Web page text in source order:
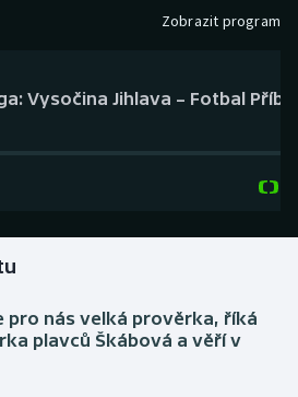
Zobrazit program
Vysočina Jihlava – Fotbal
pro nás velká prověrka, říká
plavců Škábová a věří v